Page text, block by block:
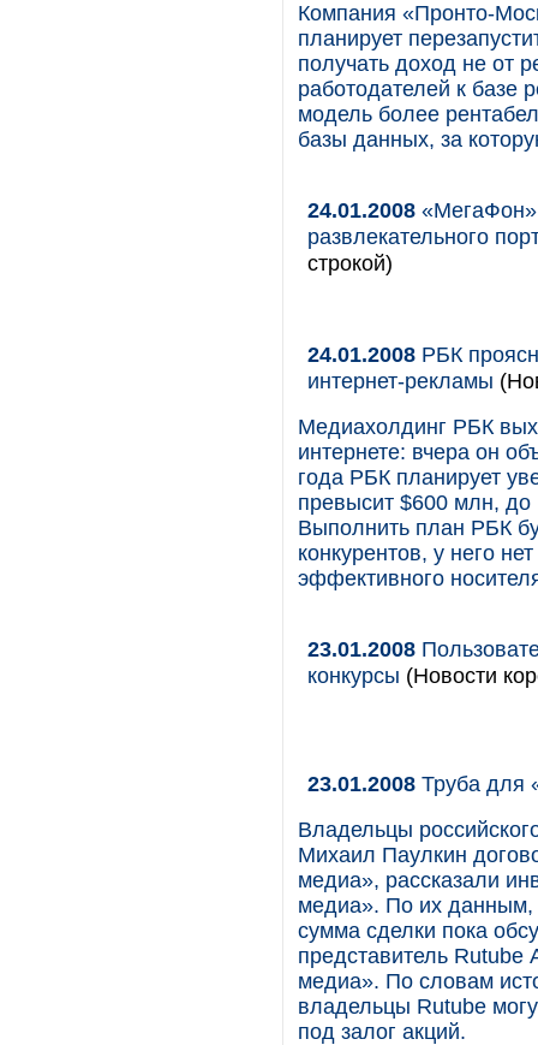
Компания «Пронто-
планирует
получать доход не от
работодателей к базе
модель более
базы данных, за
24.01.2008
развлекательного
строкой)
24.01.2008 РБК
интернет-рекламы
Медиахолдинг РБК
интернете: вчера он
года РБК планирует
превысит $600 млн, до
Выполнить план РБК
конкурентов, у него
эффективного
23.01.2008
конкурсы (Новости
23.01.2008 Труба для
Владельцы
Михаил Паулкин
медиа», рассказали
медиа». По их данным,
сумма сделки пока
представитель Rutube
медиа». По словам
владельцы Rutube
под залог акций.